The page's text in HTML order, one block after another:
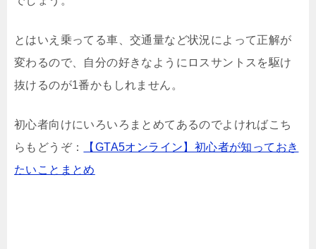
とはいえ乗ってる車、交通量など状況によって正解が
変わるので、自分の好きなようにロスサントスを駆け
抜けるのが1番かもしれません。
初心者向けにいろいろまとめてあるのでよければこち
らもどうぞ：
【GTA5オンライン】初心者が知っておき
たいことまとめ